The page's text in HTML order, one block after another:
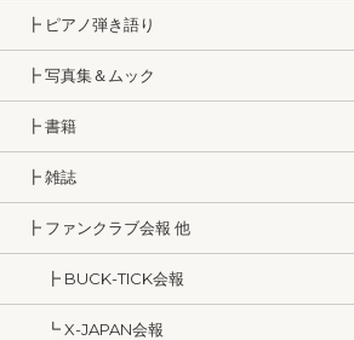
┣ ピアノ弾き語り
┣ 写真集＆ムック
┣ 書籍
┣ 雑誌
┣ ファンクラブ会報 他
┣ BUCK-TICK会報
┗ X-JAPAN会報